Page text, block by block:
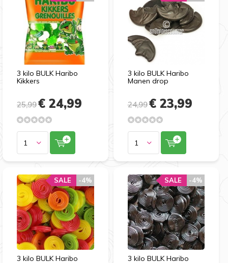
3 kilo BULK Haribo
Kikkers
25,99€ 24,99
3 kilo BULK Haribo
Manen drop
24,99€ 23,99
3 kilo BULK Haribo
-4%
SALE
3 kilo BULK Haribo
-4%
SALE